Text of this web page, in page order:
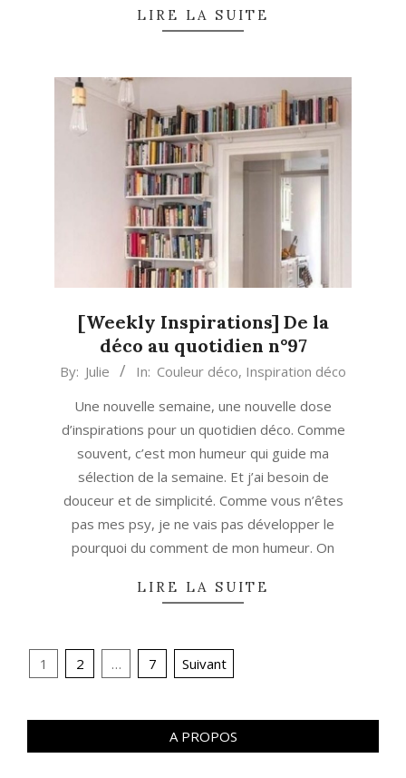
LIRE LA SUITE
[Weekly Inspirations] De la
déco au quotidien n°97
2023-
By: Julie In: Couleur déco, Inspiration déco
Une nouvelle semaine, une nouvelle dose
d’inspirations pour un quotidien déco. Comme
souvent, c’est mon humeur qui guide ma
sélection de la semaine. Et j’ai besoin de
douceur et de simplicité. Comme vous n’êtes
pas mes psy, je ne vais pas développer le
pourquoi du comment de mon humeur. On
LIRE LA SUITE
Navigation
articles
1 2 … 7 Suivant
A PROPOS